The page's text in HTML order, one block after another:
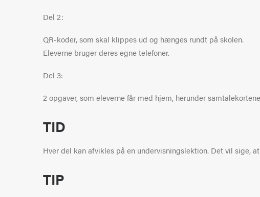
Del 2:
QR-koder, som skal klippes ud og hænges rundt på skolen.
Eleverne bruger deres egne telefoner.
Del 3:
2 opgaver, som eleverne får med hjem, herunder
TID
Hver del kan afvikles på en undervisningslektion. Det vil sige,
TIP